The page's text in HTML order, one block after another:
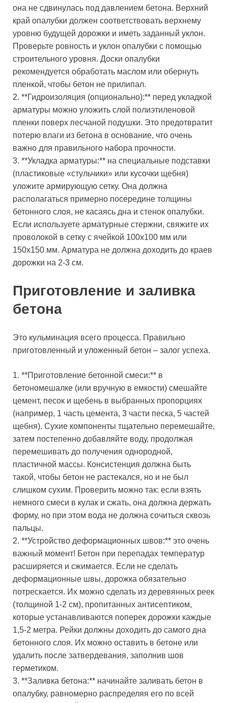
она не сдвинулась под давлением бетона. Верхний
край опалубки должен соответствовать верхнему
уровню будущей дорожки и иметь заданный уклон.
Проверьте ровность и уклон опалубки с помощью
строительного уровня. Доски опалубки
рекомендуется обработать маслом или обернуть
пленкой, чтобы бетон не прилипал.
2. **Гидроизоляция (опционально):** перед укладкой
арматуры можно уложить слой полиэтиленовой
пленки поверх песчаной подушки. Это предотвратит
потерю влаги из бетона в основание, что очень
важно для правильного набора прочности.
3. **Укладка арматуры:** на специальные подставки
(пластиковые «стульчики» или кусочки щебня)
уложите армирующую сетку. Она должна
располагаться примерно посередине толщины
бетонного слоя, не касаясь дна и стенок опалубки.
Если используете арматурные стержни, свяжите их
проволокой в сетку с ячейкой 100х100 мм или
150х150 мм. Арматура не должна доходить до краев
дорожки на 2-3 см.
Приготовление и заливка
бетона
Это кульминация всего процесса. Правильно
приготовленный и уложенный бетон – залог успеха.
1. **Приготовление бетонной смеси:** в
бетономешалке (или вручную в емкости) смешайте
цемент, песок и щебень в выбранных пропорциях
(например, 1 часть цемента, 3 части песка, 5 частей
щебня). Сухие компоненты тщательно перемешайте,
затем постепенно добавляйте воду, продолжая
перемешивать до получения однородной,
пластичной массы. Консистенция должна быть
такой, чтобы бетон не растекался, но и не был
слишком сухим. Проверить можно так: если взять
немного смеси в кулак и сжать, она должна держать
форму, но при этом вода не должна сочиться сквозь
пальцы.
2. **Устройство деформационных швов:** это очень
важный момент! Бетон при перепадах температур
расширяется и сжимается. Если не сделать
деформационные швы, дорожка обязательно
потрескается. Их можно сделать из деревянных реек
(толщиной 1-2 см), пропитанных антисептиком,
которые устанавливаются поперек дорожки каждые
1,5-2 метра. Рейки должны доходить до самого дна
бетонного слоя. Их можно оставить в бетоне или
удалить после затвердевания, заполнив шов
герметиком.
3. **Заливка бетона:** начинайте заливать бетон в
опалубку, равномерно распределяя его по всей